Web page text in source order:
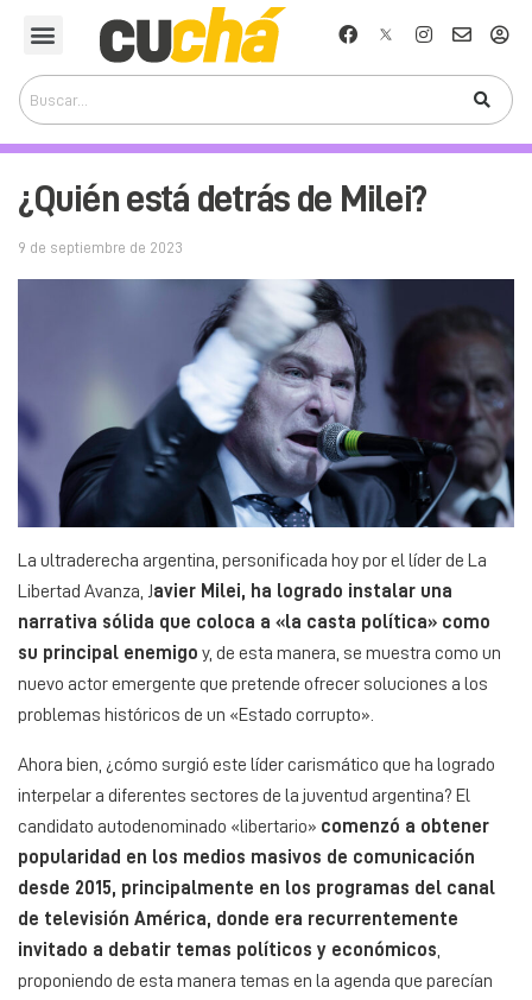
¿Quién está detrás de Milei?
9 de septiembre de 2023
La ultraderecha argentina, personificada hoy por el líder de La
Libertad Avanza, Javier Milei, ha logrado instalar una
narrativa sólida que coloca a «la casta política» como
su principal enemigo y, de esta manera, se muestra como un
nuevo actor emergente que pretende ofrecer soluciones a los
problemas históricos de un «Estado corrupto».
Ahora bien, ¿cómo surgió este líder carismático que ha logrado
interpelar a diferentes sectores de la juventud argentina? El
candidato autodenominado «libertario» comenzó a obtener
popularidad en los medios masivos de comunicación
desde 2015, principalmente en los programas del canal
de televisión América, donde era recurrentemente
invitado a debatir temas políticos y económicos
proponiendo de esta manera temas en la agenda que parecían